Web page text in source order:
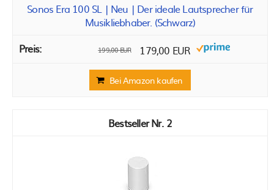
Sonos Era 100 SL | Neu | Der ideale Lautsprecher für
Musikliebhaber. (Schwarz)
199,00 EUR 179,00 EUR
Bei Amazon kaufen
2